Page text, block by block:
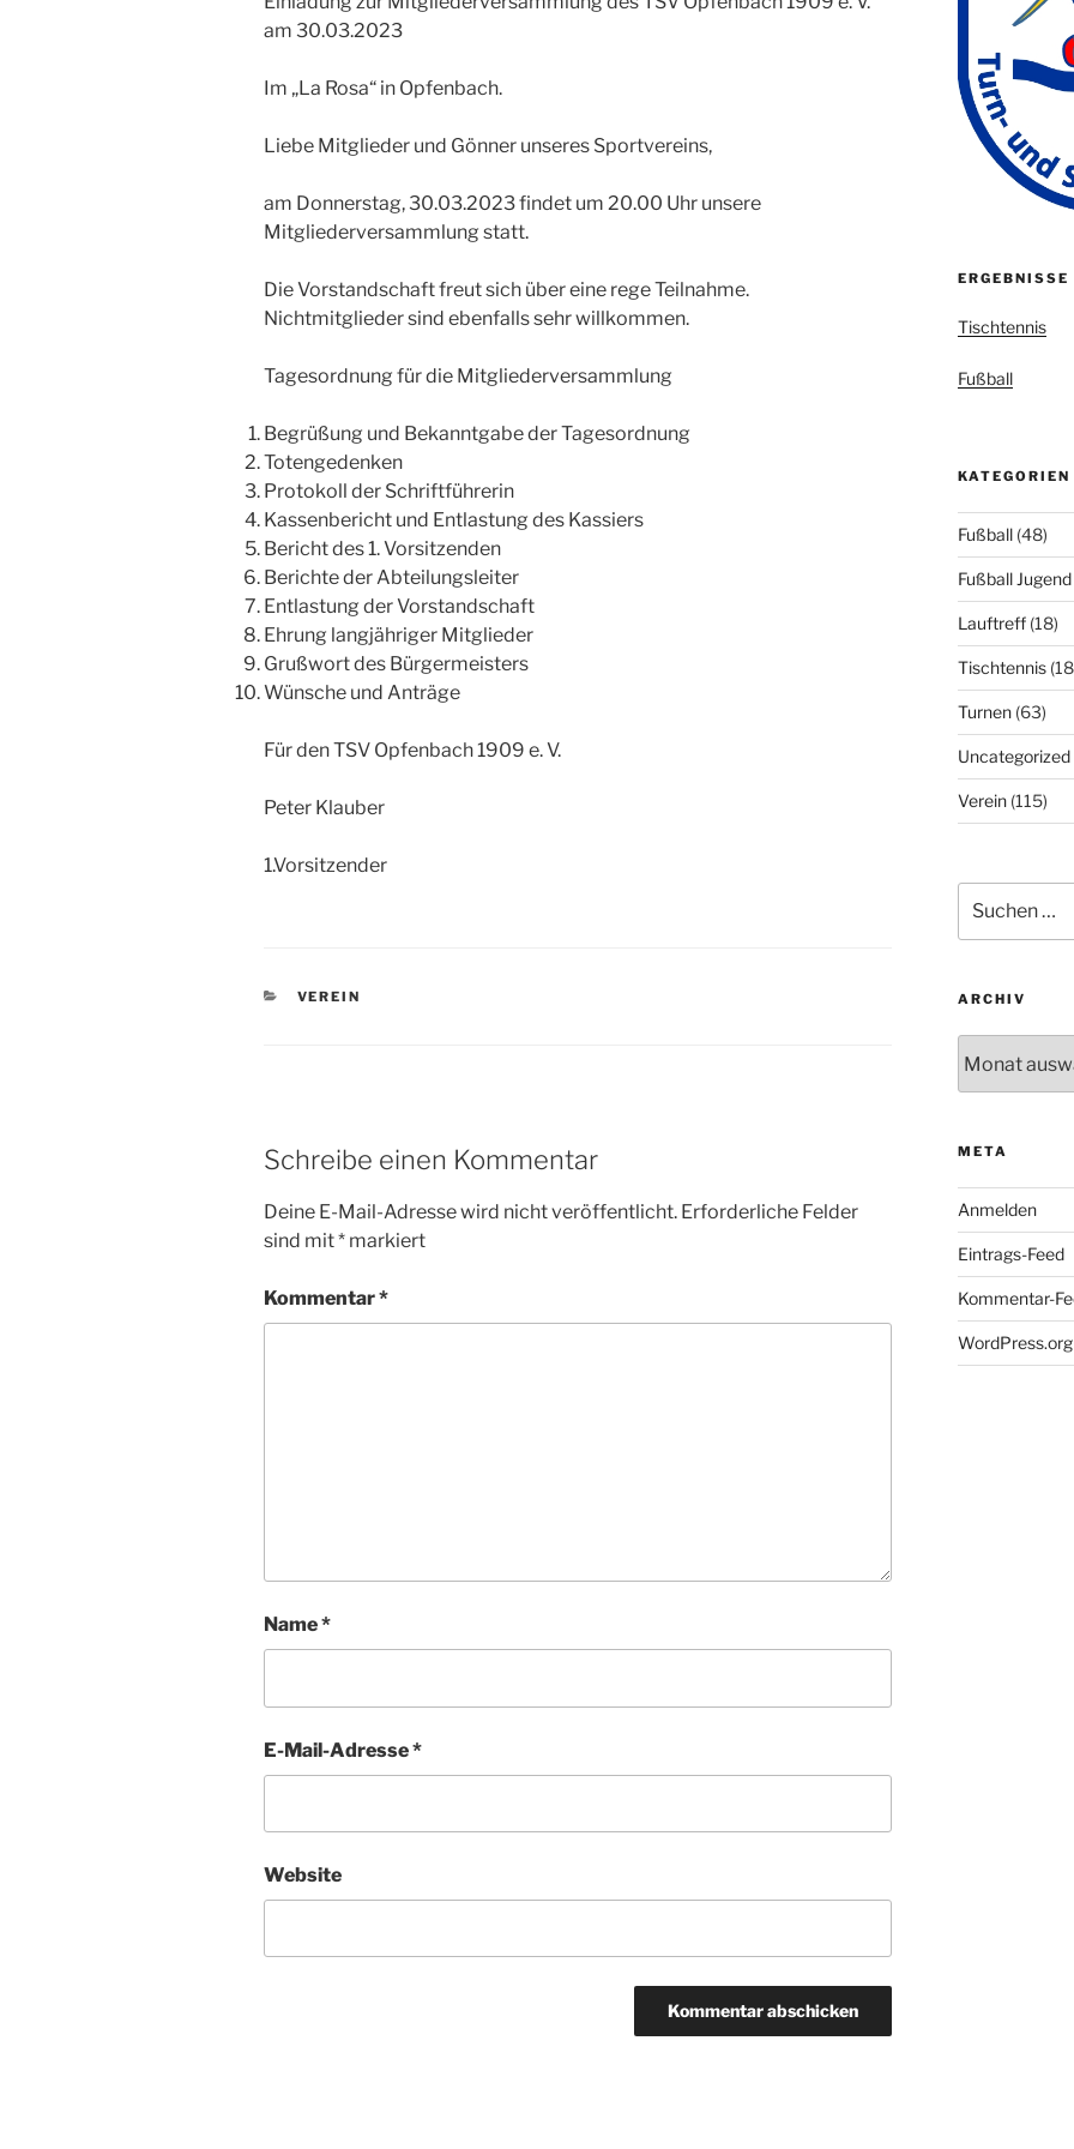
am 30.03.2023
Im „La Rosa“ in Opfenbach.
Liebe Mitglieder und Gönner unseres Sportvereins,
am Donnerstag, 30.03.2023 findet um 20.00 Uhr unsere
Mitgliederversammlung statt.
Die Vorstandschaft freut sich über eine rege Teilnahme.
Nichtmitglieder sind ebenfalls sehr willkommen.
Tagesordnung für die Mitgliederversammlung
Begrüßung und Bekanntgabe der Tagesordnung
Totengedenken
Protokoll der Schriftführerin
Kassenbericht und Entlastung des Kassiers
Bericht des 1. Vorsitzenden
Berichte der Abteilungsleiter
Entlastung der Vorstandschaft
Ehrung langjähriger Mitglieder
Grußwort des Bürgermeisters
Wünsche und Anträge
Für den TSV Opfenbach 1909 e. V.
Peter Klauber
1.Vorsitzender
KATEGORIEN
VEREIN
Schreibe einen Kommentar
Deine E-Mail-Adresse wird nicht veröffentlicht. Erforderliche Felder
sind mit* markiert
Kommentar*
Name*
E-Mail-Adresse*
Website
Tischtennis
Fußball
KATEGORIEN
Fußball(48)
Fußball Jugend
Lauftreff(18)
Tischtennis
Turnen(63)
Uncategorized
Verein(115)
nach:
ARCHIV
META
Anmelden
Eintrags-Feed
Kommentar-
WordPress.org